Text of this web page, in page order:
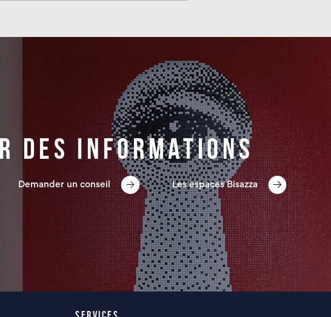
des informations
Demander un conseil Les espaces Bisazza